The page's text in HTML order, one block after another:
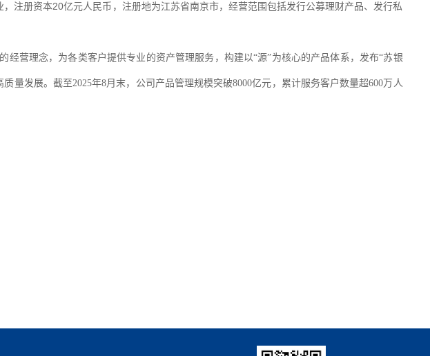
注册资本20亿元人民币，注册地为江苏省南京市，经营范围包括发行公募理财产品、发行私
经营理念，为各类客户提供专业的资产管理服务，构建以“源”为核心的产品体系，发布“苏银
量发展。 截至2025年8月末，公司产品管理规模突破8000亿元，累计服务客户数量超600万人